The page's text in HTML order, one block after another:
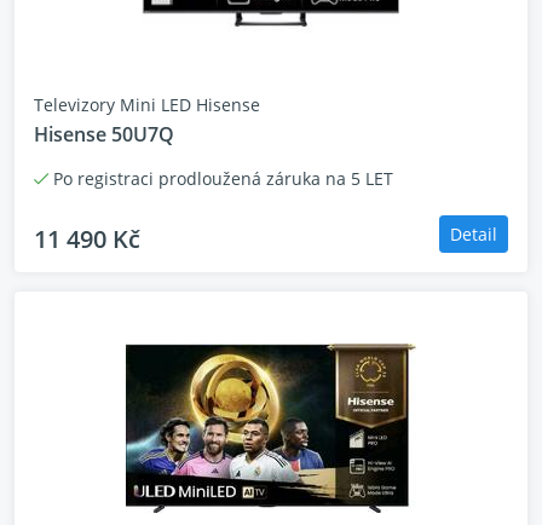
Televizory Mini LED Hisense
Hisense 50U7Q
Po registraci prodloužená záruka na 5 LET
11 490 Kč Detail